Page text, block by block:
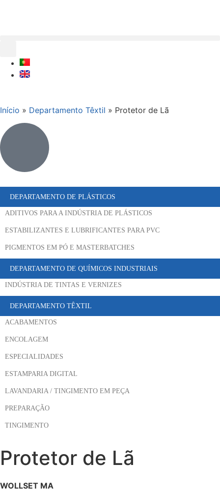
Início » Departamento Têxtil » Protetor de Lã
DEPARTAMENTO DE PLÁSTICOS
ADITIVOS PARA A INDÚSTRIA DE PLÁSTICOS
ESTABILIZANTES E LUBRIFICANTES PARA PVC
PIGMENTOS EM PÓ E MASTERBATCHES
DEPARTAMENTO DE QUÍMICOS INDUSTRIAIS
INDÚSTRIA DE TINTAS E VERNIZES
DEPARTAMENTO TÊXTIL
ACABAMENTOS
ENCOLAGEM
ESPECIALIDADES
ESTAMPARIA DIGITAL
LAVANDARIA / TINGIMENTO EM PEÇA
PREPARAÇÃO
TINGIMENTO
Protetor de Lã
WOLLSET MA